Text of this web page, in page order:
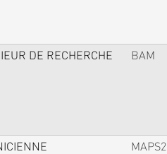
DE RECHERCHE BAM
MAPS2